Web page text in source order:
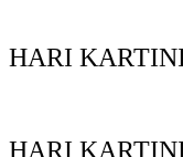
HARI
HARI